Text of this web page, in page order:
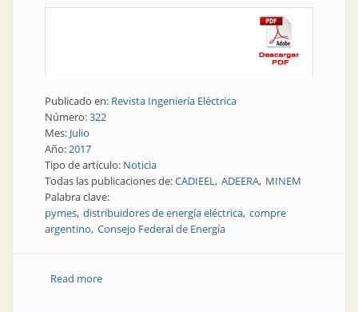
Publicado en: Revista Ingeniería Eléctrica
Número:322
Mes: Julio
Año:2017
Tipo de artículo: Noticia
Todas las publicaciones de:CADIEEL ADEERA MINEM
Palabra clave:
pymes distribuidores de energía eléctrica compre
argentino Consejo Federal de Energía
Read moreabout Noticias | Entidades representativas